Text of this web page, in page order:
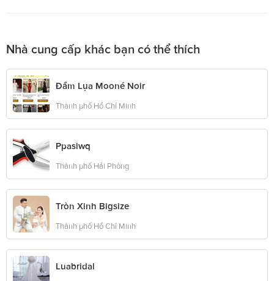
Nhà cung cấp khác bạn có thể thích
Đầm Lụa Mooné Noir
Thành phố Hồ Chí Minh
Ppasiwq
Thành phố Hải Phòng
Tròn Xinh Bigsize
Thành phố Hồ Chí Minh
Luabridal